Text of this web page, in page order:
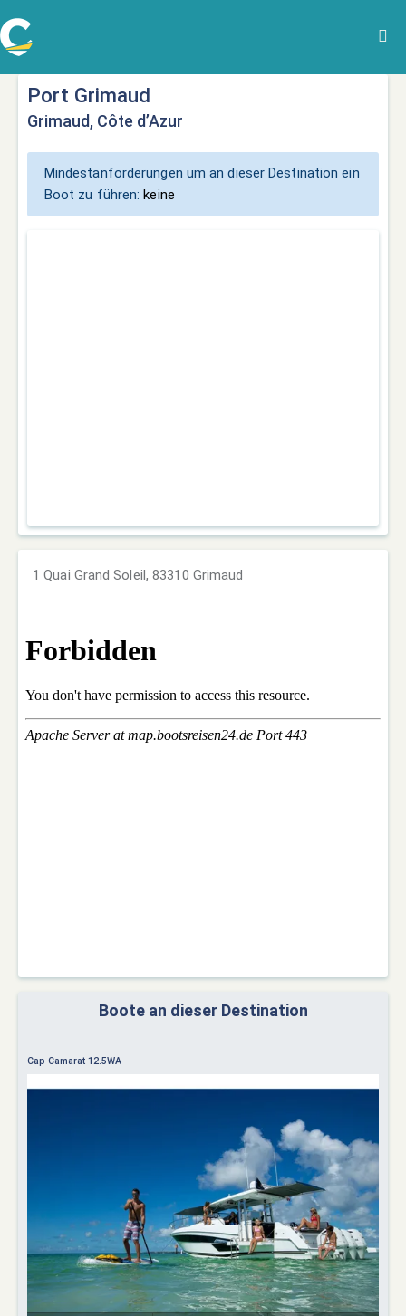
Port Grimaud
Grimaud, Côte d’Azur
Mindestanforderungen um an dieser Destination ein
Boot zu führen:keine
1 Quai Grand Soleil, 83310 Grimaud
Boote an dieser Destination
Cap Camarat 12.5WA